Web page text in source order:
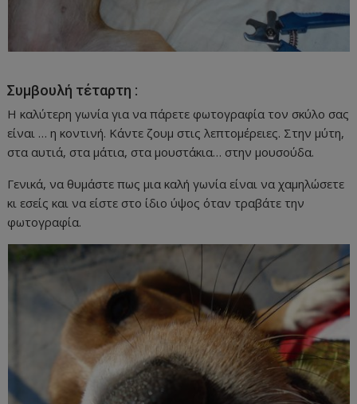
Συμβουλή τέταρτη :
Η καλύτερη γωνία για να πάρετε φωτογραφία τον σκύλο σας
είναι … η κοντινή. Κάντε ζουμ στις λεπτομέρειες. Στην μύτη,
στα αυτιά, στα μάτια, στα μουστάκια… στην μουσούδα.
Γενικά, να θυμάστε πως μια καλή γωνία είναι να χαμηλώσετε
κι εσείς και να είστε στο ίδιο ύψος όταν τραβάτε την
φωτογραφία.